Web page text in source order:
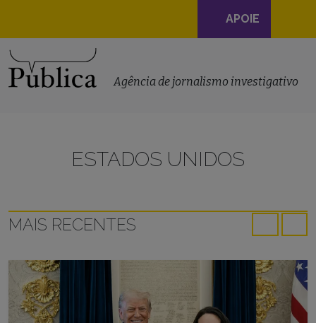
Navegação
principal
APOIE
Agência de jornalismo investigativo
ESTADOS UNIDOS
MAIS RECENTES